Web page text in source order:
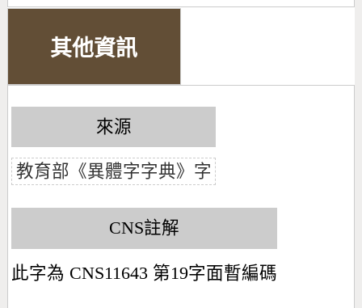
其他資訊
來源
教育部《異體字字典》字
CNS註解
此字為 CNS11643 第19字面暫編碼